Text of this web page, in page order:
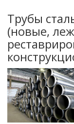
Трубы
(новые,